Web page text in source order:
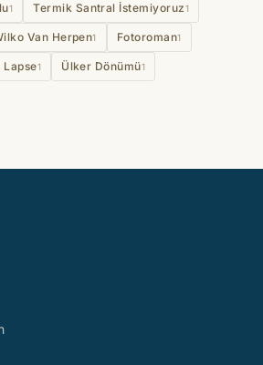
1 Termik Santral İstemiyoruz1
Van Herpen1 Fotoroman1
Lapse1 Ülker Dönümü1